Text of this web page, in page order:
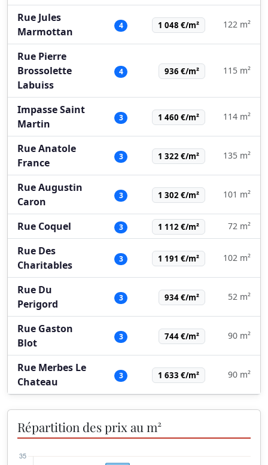
Rue Jules
Marmottan
4 1 048 €/m² 122 m²
Rue Pierre
Brossolette
Labuiss
4 936 €/m² 115 m²
Impasse Saint
Martin
3 1 460 €/m² 114 m²
Rue Anatole
France
3 1 322 €/m² 135 m²
Rue Augustin
Caron
3 1 302 €/m² 101 m²
Rue Coquel 3 1 112 €/m² 72 m²
Rue Des
Charitables
3 1 191 €/m² 102 m²
Rue Du
Perigord
3 934 €/m² 52 m²
Rue Gaston
Blot
3 744 €/m² 90 m²
Rue Merbes Le
Chateau
3 1 633 €/m² 90 m²
Répartition des prix au m²